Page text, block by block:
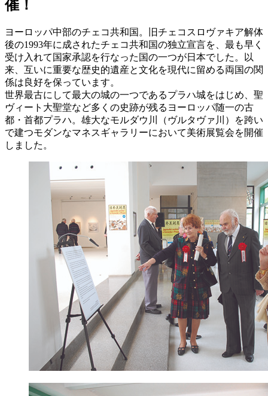
催！
ヨーロッパ中部のチェコ共和国。旧チェコスロヴァキア解体
後の1993年に成されたチェコ共和国の独立宣言を、最も早く
受け入れて国家承認を行なった国の一つが日本でした。以
来、互いに重要な歴史的遺産と文化を現代に留める両国の関
係は良好を保っています。
世界最古にして最大の城の一つであるプラハ城をはじめ、聖
ヴィート大聖堂など多くの史跡が残るヨーロッパ随一の古
都・首都プラハ。雄大なモルダウ川（ヴルタヴァ川）を跨い
で建つモダンなマネスギャラリーにおいて美術展覧会を開催
しました。